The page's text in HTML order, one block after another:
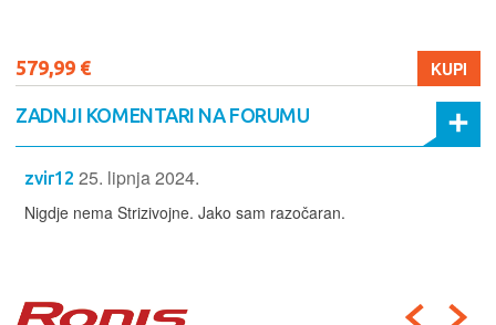
579,99 € KUPI
ZADNJI KOMENTARI NA FORUMU
zvir12 25. lipnja 2024.
Nigdje nema Strizivojne. Jako sam razočaran.